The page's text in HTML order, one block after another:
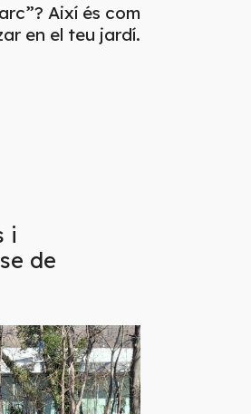
Així és com
en el teu jardí.
i
de